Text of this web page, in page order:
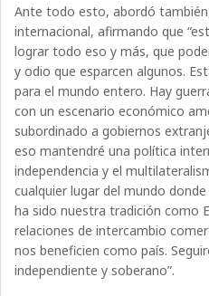
Ante todo esto, abordó
internacional, afirmando que
lograr todo eso y más, que
y odio que esparcen algunos.
para el mundo entero. Hay
con un escenario económico
subordinado a gobiernos
eso mantendré una política
independencia y el
cualquier lugar del mundo
ha sido nuestra tradición como
relaciones de intercambio
nos beneficien como país.
independiente y soberano”.